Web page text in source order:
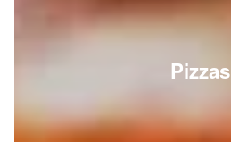
Pizzas